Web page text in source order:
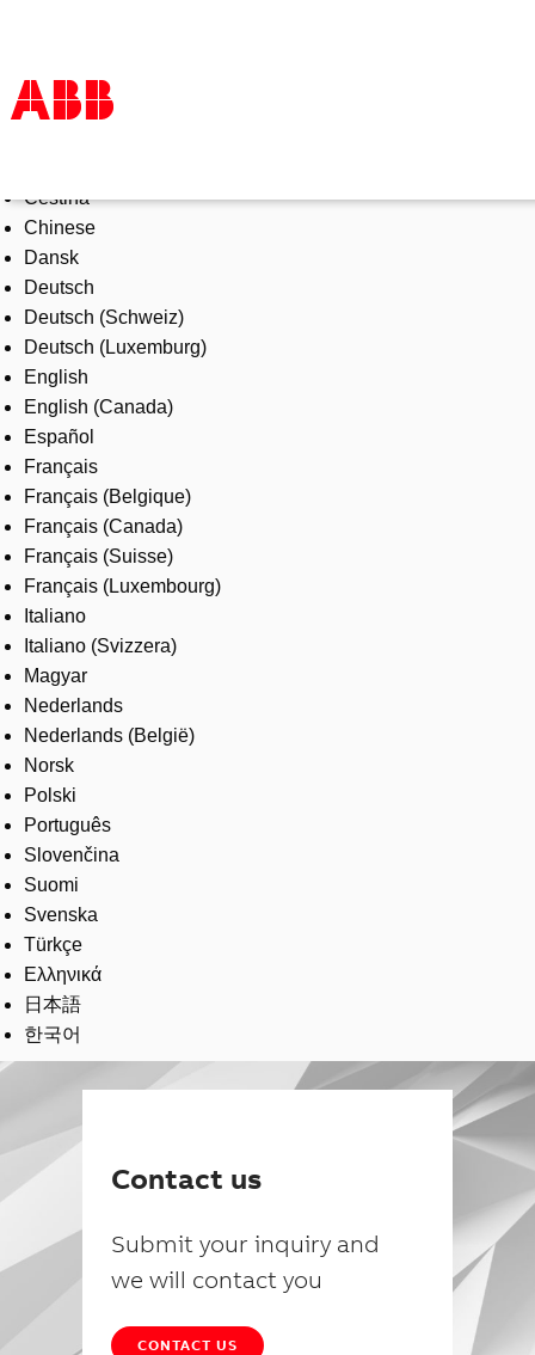
Products & Solutions
Industries
Services
About us
Where to buy
Contact us
Careers
Čeština
Chinese
Dansk
Deutsch
Deutsch (Schweiz)
Deutsch (Luxemburg)
English
English (Canada)
Español
Français
Français (Belgique)
Français (Canada)
Français (Suisse)
Français (Luxembourg)
Italiano
Italiano (Svizzera)
Magyar
Nederlands
Nederlands (België)
Norsk
Polski
Português
Slovenčina
Suomi
Svenska
Türkçe
Ελληνικά
日本語
한국어
Contact us
Submit your inquiry and
we will contact you
CONTACT US